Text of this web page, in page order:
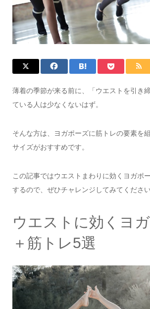
薄着の季節が来る前に、「ウエストを引き
ている人は少なくないはず。
そんな方は、ヨガポーズに筋トレの要素を
サイズがおすすめです。
この記事ではウエストまわりに効くヨガポ
するので、ぜひチャレンジしてみてください
ウエストに効くヨ
＋筋トレ5選